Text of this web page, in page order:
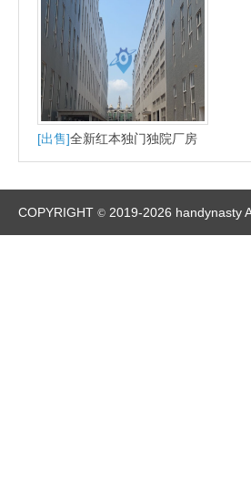
[出售]全新红本独门独院厂房
大马路第一排近高速楼层高售
价实惠
COPYRIGHT © 2019-2026 handynasty